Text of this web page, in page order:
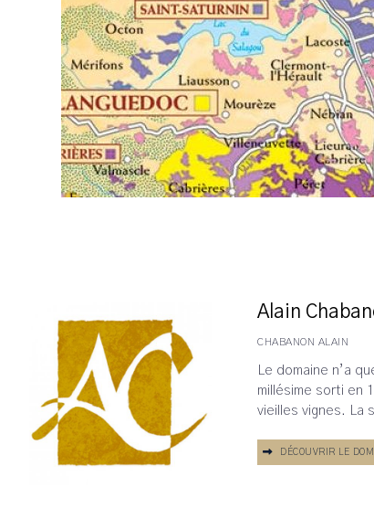
Alain
CHABANON ALAIN
Le domaine n’a
millésime sorti en
vieilles vignes. La
DÉCOUVRIR LE